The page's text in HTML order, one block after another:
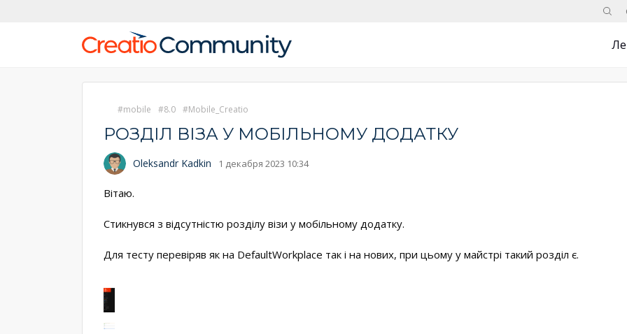
mobile 8.0 Mobile_Creatio
РОЗДІЛ ВІЗА У МОБІЛЬНОМУ ДОДАТКУ
Oleksandr Kadkin 1 декабря 2023 10:34
Вітаю.
Стикнувся з відсутністю розділу візи у мобільному додатку.
Для тесту перевіряв як на DefaultWorkplace так і на нових, при цьому у майстрі такий розділ є.